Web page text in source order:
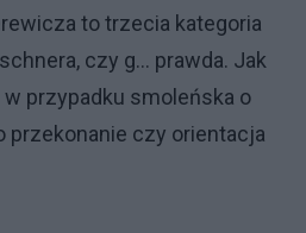
to trzecia kategoria
czy g... prawda. Jak
przypadku smoleńska o
przekonanie czy orientacja